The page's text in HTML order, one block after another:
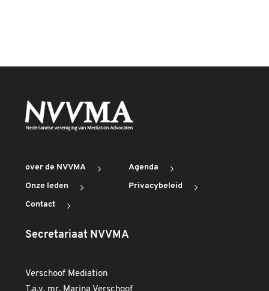
over de NVVMA Agenda
Onze leden Privacybeleid
Contact
Secretariaat NVVMA
Verschoof Mediation